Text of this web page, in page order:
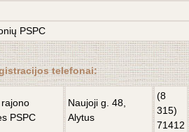
PSPC
telefonai:
PSPC
Naujoji g. 48,
Alytus
(8
315)
71412